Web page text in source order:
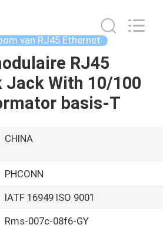
van RJ45 Ethernet
RJ45
Jack With 10/100
basis-T
CHINA
PHCONN
IATF 16949 ISO 9001
Rms-007c-08f6-GY